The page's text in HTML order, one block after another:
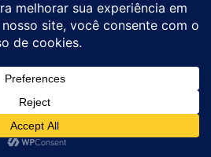
— nos nove dias antes da
— Jacinta é a sua patrona
mundo
pecadores